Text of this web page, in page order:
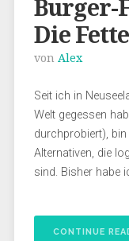
Burger-
Die
von Alex
Seit ich in
Welt gegessen
durchprobiert),
Alternativen, die
sind. Bisher habe
CONTINUE